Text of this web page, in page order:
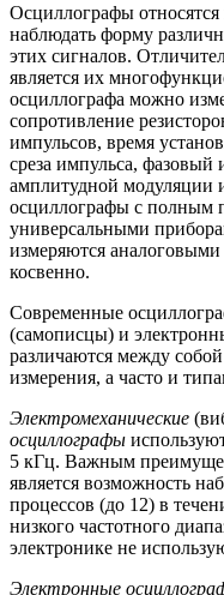
Осциллографы
наблюдать форму
этих сигналов.
является их
осциллографа можно
сопротивление
импульсов, время
среза импульса,
амплитудной модуляции
осциллографы с полным
универсальными
измеряются
косвенно.
Современные
(самописцы) и
различаются между
измерения, а часто и
Электромеханические
осциллографы
5 кГц. Важным
является возможность
процессов (до 12) в
низкого частотного
электронике не
Электронные